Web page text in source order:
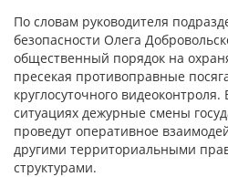
По словам руководителя
безопасности Олега
общественный порядок на
пресекая противоправные
круглосуточного
ситуациях дежурные смены
проведут оперативное
другими территориальными
структурами.